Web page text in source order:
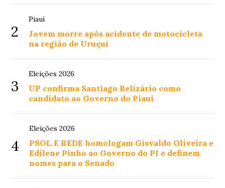
2
Piauí
Jovem morre após acidente de motocicleta
na região de Uruçuí
3
Eleições 2026
UP confirma Santiago Belizário como
candidato ao Governo do Piauí
4
Eleições 2026
PSOL E REDE homologam Gisvaldo Oliveira e
Edilene Pinho ao Governo do PI e definem
nomes para o Senado